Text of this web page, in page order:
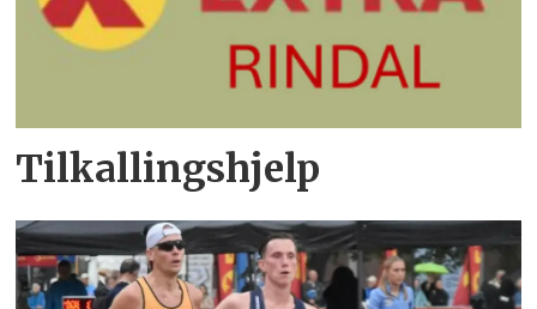
Tilkallingshjelp